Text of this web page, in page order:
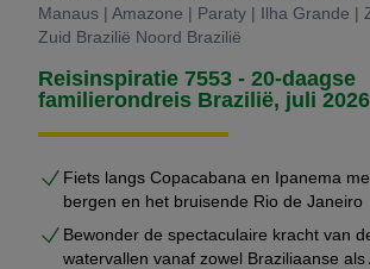
Manaus | Amazone | Paraty | Ilha Grande |
Zuid Brazilië Noord Brazilië
Reisinspiratie 7553 - 20-daagse
familierondreis Brazilië, juli 2026
Fiets langs Copacabana en Ipanema
bergen en het bruisende Rio de Janeiro
Bewonder de spectaculaire kracht van
watervallen vanaf zowel Braziliaanse als